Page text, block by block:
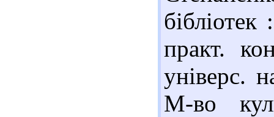
практ.
універс.
М-во